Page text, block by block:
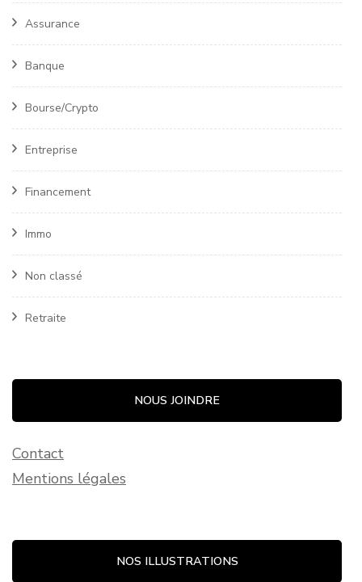
Assurance
Banque
Bourse/Crypto
Entreprise
Financement
Immo
Non classé
Retraite
NOUS JOINDRE
Contact
Mentions légales
NOS ILLUSTRATIONS